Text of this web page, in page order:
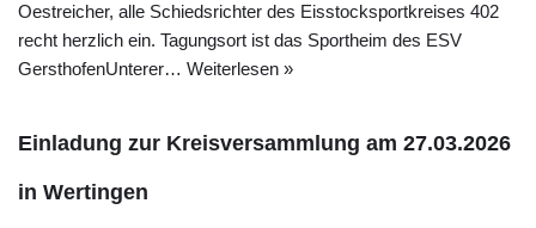
Oestreicher, alle Schiedsrichter des Eisstocksportkreises 402
recht herzlich ein. Tagungsort ist das Sportheim des ESV
GersthofenUnterer… Weiterlesen »
Einladung zur Kreisversammlung am 27.03.2026
in Wertingen